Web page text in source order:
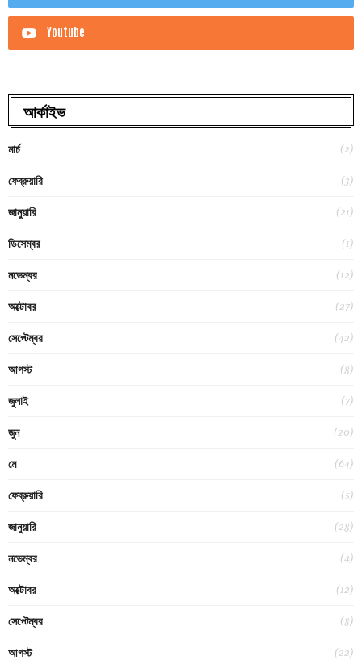
Youtube
আর্কাইভ
মার্চ (2)
ফেব্রুয়ারি (3)
জানুয়ারি (21)
ডিসেম্বর (1)
নভেম্বর (12)
অক্টোবর (27)
সেপ্টেম্বর (42)
আগস্ট (8)
জুলাই (7)
জুন (20)
মে (64)
ফেব্রুয়ারি (5)
জানুয়ারি (28)
নভেম্বর (4)
অক্টোবর (12)
সেপ্টেম্বর (8)
আগস্ট (22)